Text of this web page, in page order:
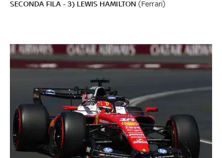
SECONDA FILA - 3) LEWIS HAMILTON (Ferrari)